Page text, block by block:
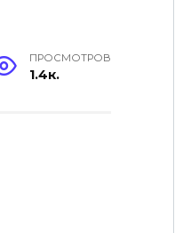
ПРОСМОТРОВ
1.4к.